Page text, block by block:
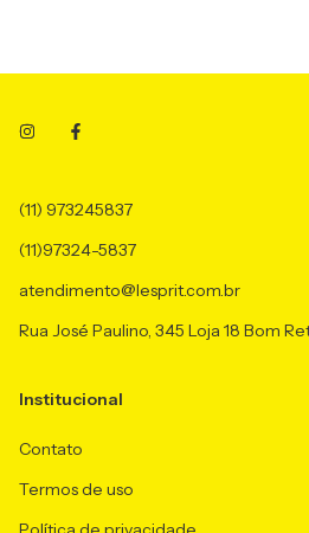
(11) 973245837
(11)97324-5837
atendimento@lesprit.com.br
Rua José Paulino, 345 Loja 18 Bom
Institucional
Contato
Termos de uso